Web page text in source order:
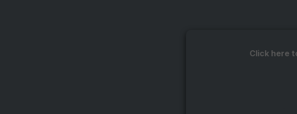
Click here